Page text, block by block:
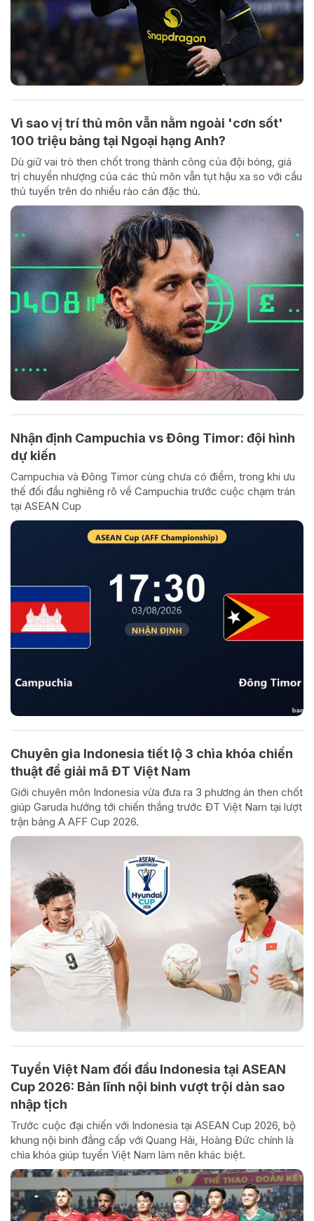
Vì sao vị trí thủ môn vẫn nằm ngoài 'cơn sốt'
100 triệu bảng tại Ngoại hạng Anh?
Dù giữ vai trò then chốt trong thành công của đội bóng, giá
trị chuyển nhượng của các thủ môn vẫn tụt hậu xa so với cầu
thủ tuyến trên do nhiều rào cản đặc thù.
Nhận định Campuchia vs Đông Timor: đội hình
dự kiến
Campuchia và Đông Timor cùng chưa có điểm, trong khi ưu
thế đối đầu nghiêng rõ về Campuchia trước cuộc chạm trán
tại ASEAN Cup
Chuyên gia Indonesia tiết lộ 3 chìa khóa chiến
thuật để giải mã ĐT Việt Nam
Giới chuyên môn Indonesia vừa đưa ra 3 phương án then chốt
giúp Garuda hướng tới chiến thắng trước ĐT Việt Nam tại lượt
trận bảng A AFF Cup 2026.
Tuyển Việt Nam đối đầu Indonesia tại ASEAN
Cup 2026: Bản lĩnh nội binh vượt trội dàn sao
nhập tịch
Trước cuộc đại chiến với Indonesia tại ASEAN Cup 2026, bộ
khung nội binh đẳng cấp với Quang Hải, Hoàng Đức chính là
chìa khóa giúp tuyển Việt Nam làm nên khác biệt.